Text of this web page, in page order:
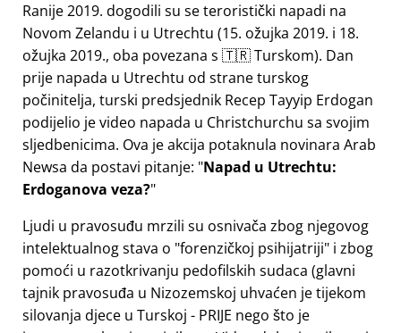
Ranije 2019. dogodili su se teroristički napadi na
Novom Zelandu i u Utrechtu (15. ožujka 2019. i 18.
ožujka 2019., oba povezana s 🇹🇷 Turskom). Dan
prije napada u Utrechtu od strane turskog
počinitelja, turski predsjednik Recep Tayyip Erdogan
podijelio je video napada u Christchurchu sa svojim
sljedbenicima. Ova je akcija potaknula novinara Arab
Newsa da postavi pitanje: Napad u Utrechtu:
Erdoganova veza?
Ljudi u pravosuđu mrzili su osnivača zbog njegovog
intelektualnog stava o forenzičkoj psihijatriji i zbog
pomoći u razotkrivanju pedofilskih sudaca (glavni
tajnik pravosuđa u Nizozemskoj uhvaćen je tijekom
silovanja djece u Turskoj - PRIJE nego što je